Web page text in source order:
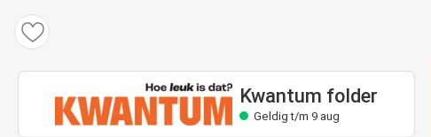
Kwantum folder
Geldig t/m 9 aug